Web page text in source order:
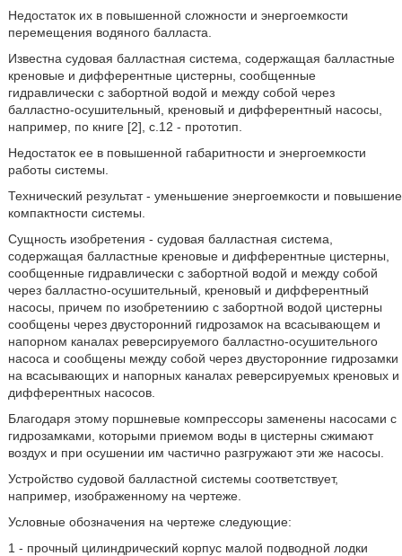
Недостаток их в повышенной сложности и энергоемкости
перемещения водяного балласта.
Известна судовая балластная система, содержащая балластные
креновые и дифферентные цистерны, сообщенные
гидравлически с забортной водой и между собой через
балластно-осушительный, креновый и дифферентный насосы,
например, по книге [2], с.12 - прототип.
Недостаток ее в повышенной габаритности и энергоемкости
работы системы.
Технический результат - уменьшение энергоемкости и повышение
компактности системы.
Сущность изобретения - судовая балластная система,
содержащая балластные креновые и дифферентные цистерны,
сообщенные гидравлически с забортной водой и между собой
через балластно-осушительный, креновый и дифферентный
насосы, причем по изобретениию с забортной водой цистерны
сообщены через двусторонний гидрозамок на всасывающем и
напорном каналах реверсируемого балластно-осушительного
насоса и сообщены между собой через двусторонние гидрозамки
на всасывающих и напорных каналах реверсируемых креновых и
дифферентных насосов.
Благодаря этому поршневые компрессоры заменены насосами с
гидрозамками, которыми приемом воды в цистерны сжимают
воздух и при осушении им частично разгружают эти же насосы.
Устройство судовой балластной системы соответствует,
например, изображенному на чертеже.
Условные обозначения на чертеже следующие:
1 - прочный цилиндрический корпус малой подводной лодки